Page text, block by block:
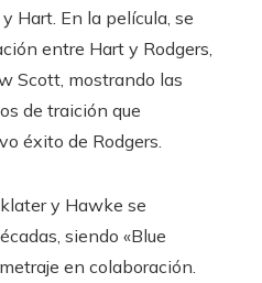
Hart. En la película, se
entre Hart y Rodgers,
Scott, mostrando las
de traición que
éxito de Rodgers.
y Hawke se
siendo «Blue
en colaboración.